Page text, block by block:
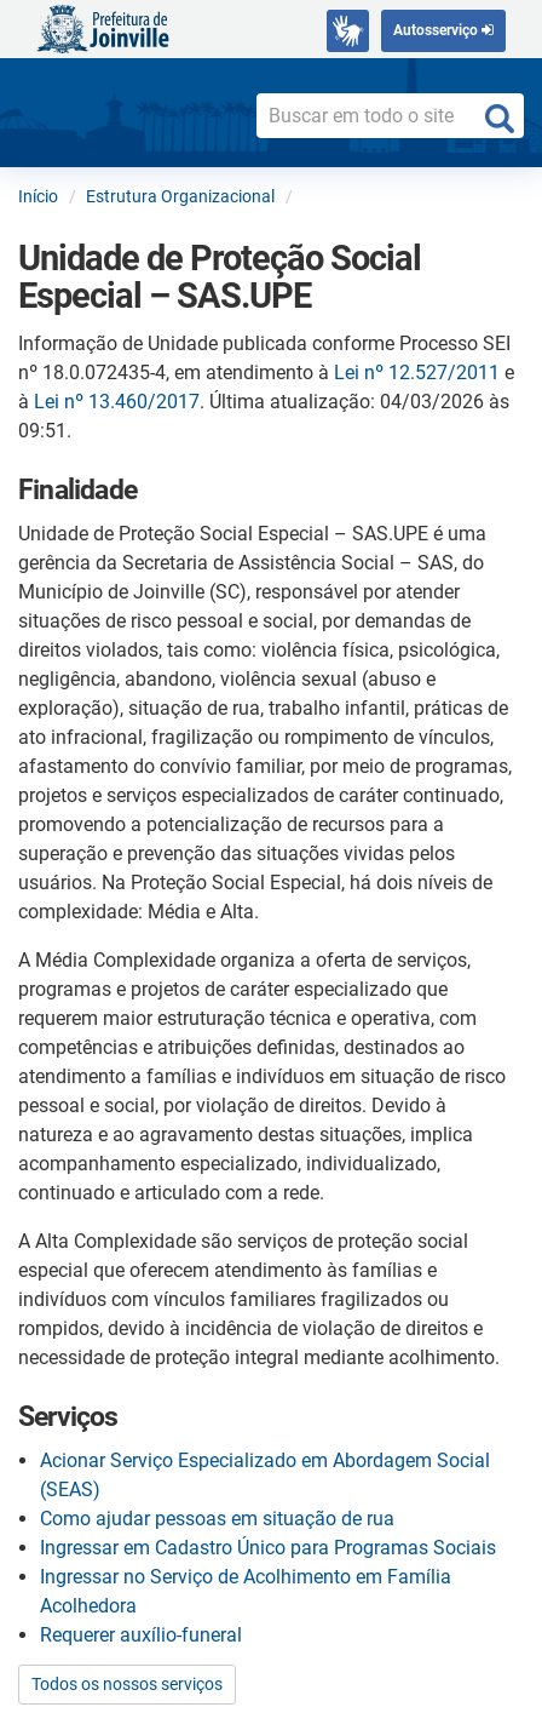
Autosserviço
Início Estrutura Organizacional
Unidade de Proteção Social
Especial – SAS.UPE
Informação de Unidade publicada conforme Processo SEI
nº 18.0.072435-4, em atendimento à Lei nº 12.527/2011 e
à Lei nº 13.460/2017. Última atualização: 04/03/2026 às
09:51.
Finalidade
Unidade de Proteção Social Especial – SAS.UPE é uma
gerência da Secretaria de Assistência Social – SAS, do
Município de Joinville (SC), responsável por atender
situações de risco pessoal e social, por demandas de
direitos violados, tais como: violência física, psicológica,
negligência, abandono, violência sexual (abuso e
exploração), situação de rua, trabalho infantil, práticas de
ato infracional, fragilização ou rompimento de vínculos,
afastamento do convívio familiar, por meio de programas,
projetos e serviços especializados de caráter continuado,
promovendo a potencialização de recursos para a
superação e prevenção das situações vividas pelos
usuários. Na Proteção Social Especial, há dois níveis de
complexidade: Média e Alta.
A Média Complexidade organiza a oferta de serviços,
programas e projetos de caráter especializado que
requerem maior estruturação técnica e operativa, com
competências e atribuições definidas, destinados ao
atendimento a famílias e indivíduos em situação de risco
pessoal e social, por violação de direitos. Devido à
natureza e ao agravamento destas situações, implica
acompanhamento especializado, individualizado,
continuado e articulado com a rede.
A Alta Complexidade são serviços de proteção social
especial que oferecem atendimento às famílias e
indivíduos com vínculos familiares fragilizados ou
rompidos, devido à incidência de violação de direitos e
necessidade de proteção integral mediante acolhimento.
Serviços
Acionar Serviço Especializado em Abordagem Social
(SEAS)
Como ajudar pessoas em situação de rua
Ingressar em Cadastro Único para Programas Sociais
Ingressar no Serviço de Acolhimento em Família
Acolhedora
Requerer auxílio-funeral
Todos os nossos serviços